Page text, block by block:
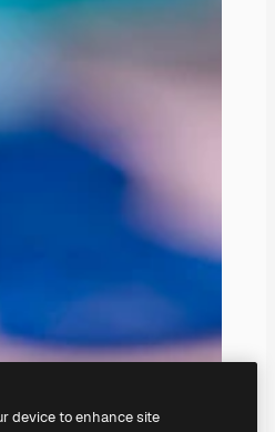
device to enhance site